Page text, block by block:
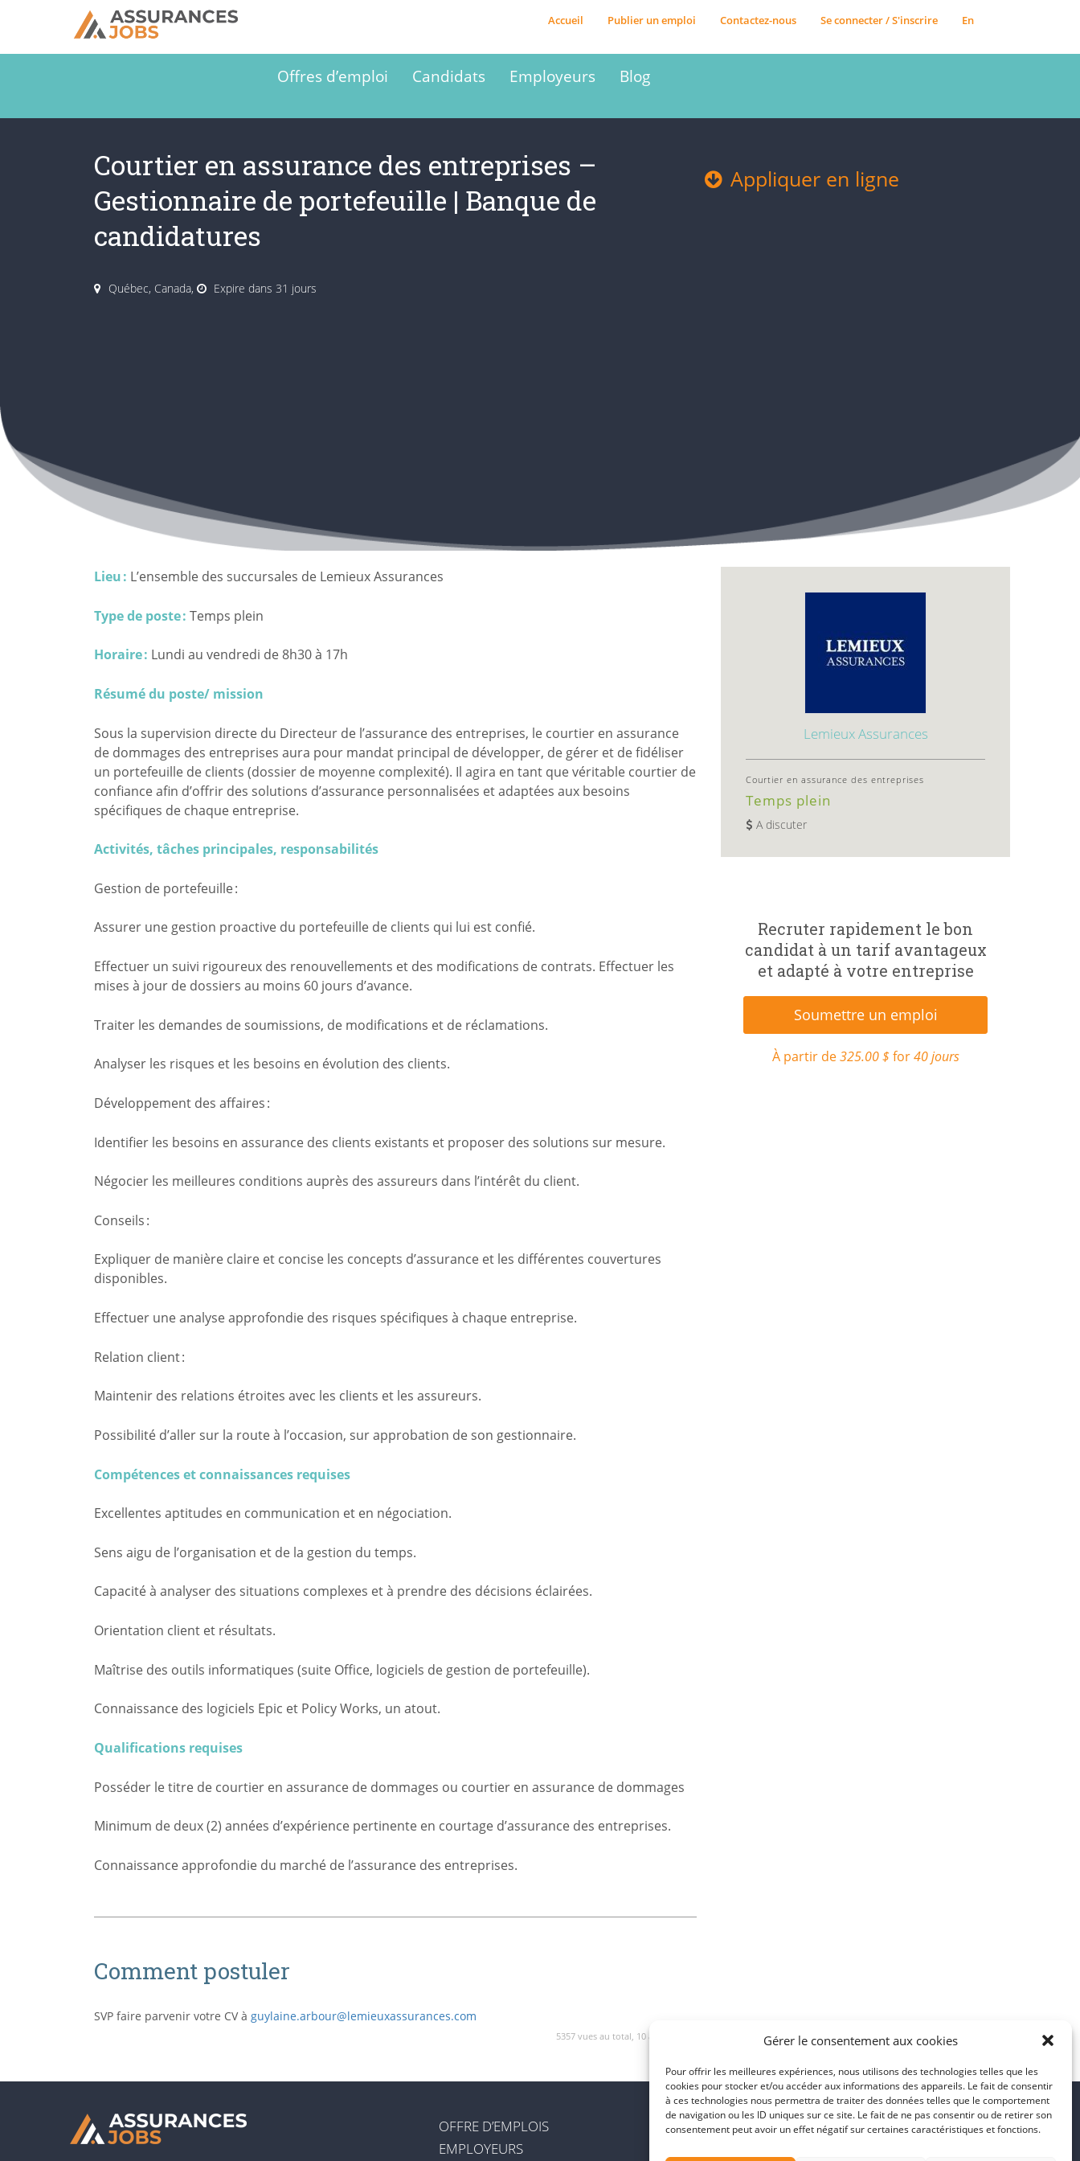
Gérer le consentement aux cookies
Pour offrir les meilleures expériences, nous utilisons des technologies telles que les
cookies pour stocker et/ou accéder aux informations des appareils. Le fait de consentir
à ces technologies nous permettra de traiter des données telles que le comportement
de navigation ou les ID uniques sur ce site. Le fait de ne pas consentir ou de retirer son
consentement peut avoir un effet négatif sur certaines caractéristiques et fonctions.
Accueil Publier un emploi Contactez-nous Se connecter / S'inscrire En
Offres d’emploi Candidats Employeurs Blog
Courtier en assurance des entreprises –
Gestionnaire de portefeuille | Banque de
candidatures
Québec, Canada, Expire dans 31 jours
Appliquer en ligne
Lieu : L’ensemble des succursales de Lemieux Assurances
Type de poste : Temps plein
Horaire: Lundi au vendredi de 8h30 à 17h
Résumé du poste/ mission
Sous la supervision directe du Directeur de l’assurance des entreprises, le courtier en assurance
de dommages des entreprises aura pour mandat principal de développer, de gérer et de fidéliser
un portefeuille de clients (dossier de moyenne complexité). Il agira en tant que véritable courtier de
confiance afin d’offrir des solutions d’assurance personnalisées et adaptées aux besoins
spécifiques de chaque entreprise.
Activités, tâches principales, responsabilités
Gestion de portefeuille :
Assurer une gestion proactive du portefeuille de clients qui lui est confié.
Effectuer un suivi rigoureux des renouvellements et des modifications de contrats. Effectuer les
mises à jour de dossiers au moins 60 jours d’avance.
Traiter les demandes de soumissions, de modifications et de réclamations.
Analyser les risques et les besoins en évolution des clients.
Développement des affaires :
Identifier les besoins en assurance des clients existants et proposer des solutions sur mesure.
Négocier les meilleures conditions auprès des assureurs dans l’intérêt du client.
Conseils :
Expliquer de manière claire et concise les concepts d’assurance et les différentes couvertures
disponibles.
Effectuer une analyse approfondie des risques spécifiques à chaque entreprise.
Relation client :
Maintenir des relations étroites avec les clients et les assureurs.
Possibilité d’aller sur la route à l’occasion, sur approbation de son gestionnaire.
Compétences et connaissances requises
Excellentes aptitudes en communication et en négociation.
Sens aigu de l’organisation et de la gestion du temps.
Capacité à analyser des situations complexes et à prendre des décisions éclairées.
Orientation client et résultats.
Maîtrise des outils informatiques (suite Office, logiciels de gestion de portefeuille).
Connaissance des logiciels Epic et Policy Works, un atout.
Qualifications requises
Posséder le titre de courtier en assurance de dommages ou courtier en assurance de dommages
Minimum de deux (2) années d’expérience pertinente en courtage d’assurance des entreprises.
Connaissance approfondie du marché de l’assurance des entreprises.
Comment postuler
SVP faire parvenir votre CV à guylaine.arbour@lemieuxassurances.com
5357 vues au total, 10 aujourd'hui
Lemieux Assurances
Courtier en assurance des entreprises
Temps plein
A discuter
Recruter rapidement le bon
candidat à un tarif avantageux
et adapté à votre entreprise
Soumettre un emploi
À partir de325.00 $for40 jours
OFFRE D’EMPLOIS
EMPLOYEURS
Restez connecté